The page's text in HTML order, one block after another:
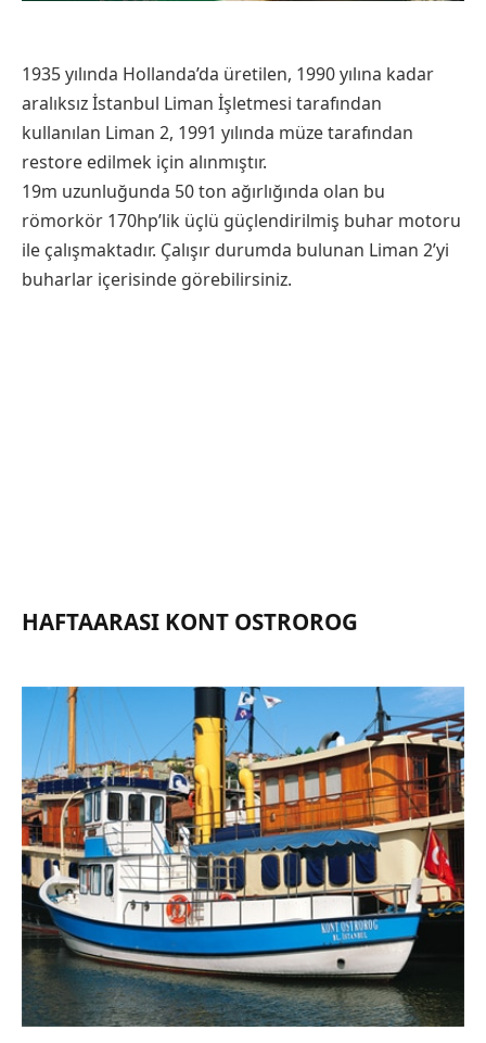
1935 yılında Hollanda’da üretilen, 1990 yılına kadar
aralıksız İstanbul Liman İşletmesi tarafından
kullanılan Liman 2, 1991 yılında müze tarafından
restore edilmek için alınmıştır.
19m uzunluğunda 50 ton ağırlığında olan bu
römorkör 170hp’lik üçlü güçlendirilmiş buhar motoru
ile çalışmaktadır. Çalışır durumda bulunan Liman 2’yi
buharlar içerisinde görebilirsiniz.
HAFTAARASI KONT OSTROROG